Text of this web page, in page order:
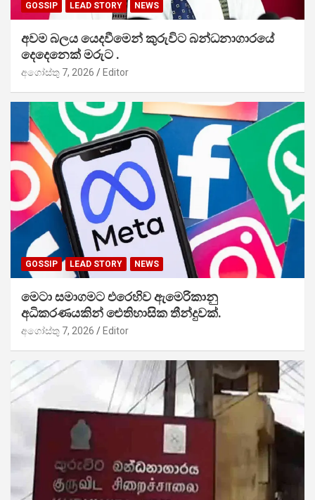
GOSSIP LEAD STORY NEWS
අවම බලය යෙදවීමෙන් කුරුවිට බන්ධනාගාරයේ
දෙදෙනෙක් මරුට .
අගෝස්තු 7, 2026 Editor
GOSSIP LEAD STORY NEWS
මෙටා සමාගමට එරෙහිව ඇමෙරිකානු
අධිකරණයකින් ඓතිහාසික තීන්දුවක්.
අගෝස්තු 7, 2026 Editor